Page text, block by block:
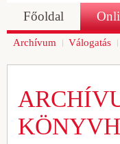
Főoldal
Archívum Válogatás